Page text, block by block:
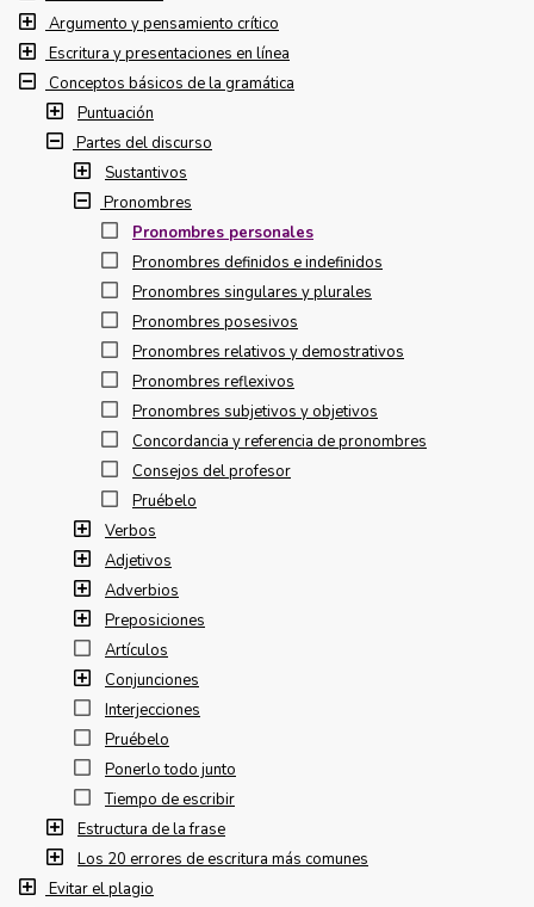
Argumento y pensamiento crítico
Escritura y presentaciones en línea
Conceptos básicos de la gramática
Puntuación
Partes del discurso
Sustantivos
Pronombres
Pronombres personales
Pronombres definidos e indefinidos
Pronombres singulares y plurales
Pronombres posesivos
Pronombres relativos y demostrativos
Pronombres reflexivos
Pronombres subjetivos y objetivos
Concordancia y referencia de pronombres
Consejos del profesor
Pruébelo
Verbos
Adjetivos
Adverbios
Preposiciones
Artículos
Conjunciones
Interjecciones
Pruébelo
Ponerlo todo junto
Tiempo de escribir
Estructura de la frase
Los 20 errores de escritura más comunes
Evitar el plagio